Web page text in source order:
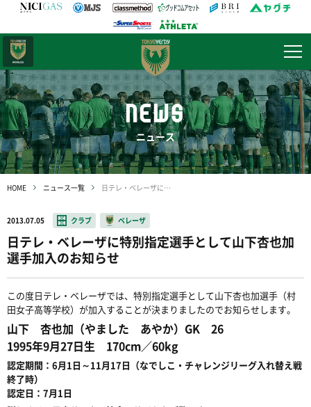
NEWS
ニュース
HOME ニュース一覧 日テレ・ベレーザに特別指定選手として山下杏也加選手加入のお知らせ
2013.07.05 クラブ ベレーザ
日テレ・ベレーザに特別指定選手として山下杏也加
選手加入のお知らせ
この度日テレ・ベレーザでは、特別指定選手として山下杏也加選手（村
田女子高等学校）が加入することが決まりましたのでお知らせします。
山下 杏也加（やました あやか）GK 26
1995年9月27日生 170cm／60kg
認定期間：6月1日～11月17日（なでしこ・チャレンジリーグ入れ替え戦
終了時）
認定日：7月1日